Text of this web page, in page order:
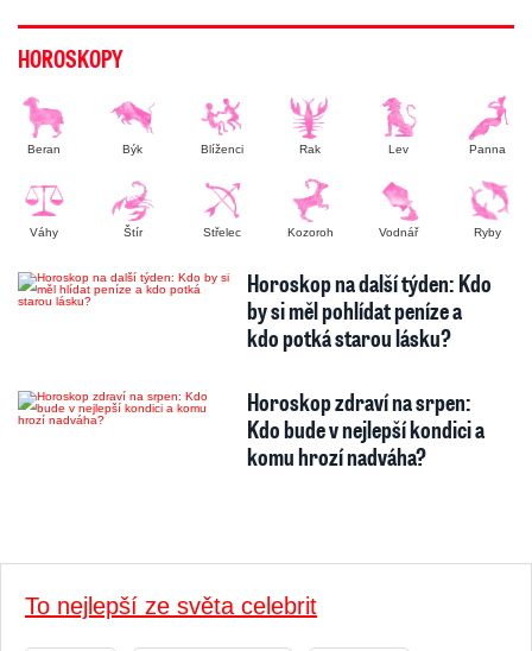
HOROSKOPY
Beran Býk Blíženci Rak Lev Panna
Váhy Štír Střelec Kozoroh Vodnář Ryby
Horoskop na další týden: Kdo
by si měl pohlídat peníze a
kdo potká starou lásku?
Horoskop zdraví na srpen:
Kdo bude v nejlepší kondici a
komu hrozí nadváha?
To nejlepší ze světa celebrit